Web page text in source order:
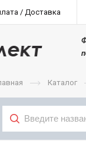
/ Доставка
Каталог